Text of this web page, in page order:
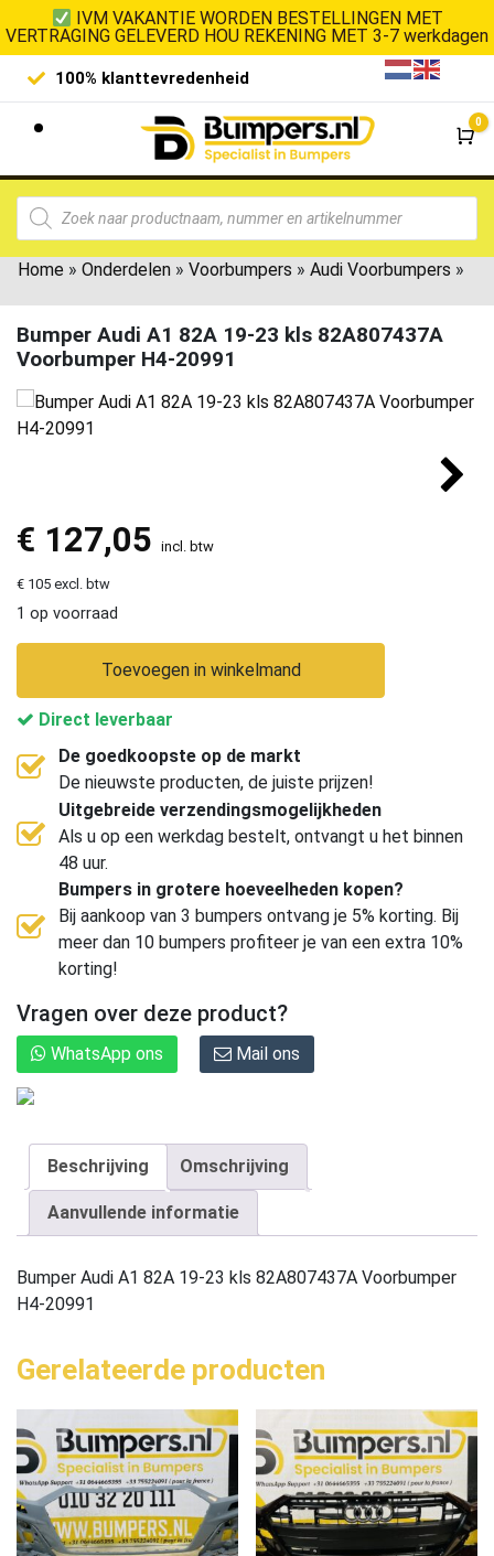
IVM VAKANTIE WORDEN BESTELLINGEN MET
VERTRAGING GELEVERD HOU REKENING MET 3-7 werkdagen
100% klanttevredenheid
0
Home » Onderdelen » Voorbumpers » Audi Voorbumpers »
Bumper Audi A1 82A 19-23 kls 82A807437A
Voorbumper H4-20991
€ 127,05 incl. btw
€ 105 excl. btw
1 op voorraad
Toevoegen in winkelmand
Direct leverbaar
De goedkoopste op de markt
De nieuwste producten, de juiste prijzen!
Uitgebreide verzendingsmogelijkheden
Als u op een werkdag bestelt, ontvangt u het binnen
48 uur.
Bumpers in grotere hoeveelheden kopen?
Bij aankoop van 3 bumpers ontvang je 5% korting. Bij
meer dan 10 bumpers profiteer je van een extra 10%
korting!
Vragen over deze product?
WhatsApp ons Mail ons
Beschrijving Omschrijving
Aanvullende informatie
Bumper Audi A1 82A 19-23 kls 82A807437A Voorbumper
H4-20991
Gerelateerde producten